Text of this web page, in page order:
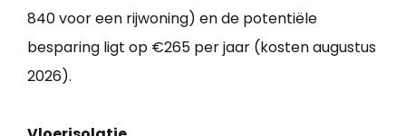
840 voor een rijwoning) en de potentiële
besparing ligt op €265 per jaar (kosten augustus
2026).